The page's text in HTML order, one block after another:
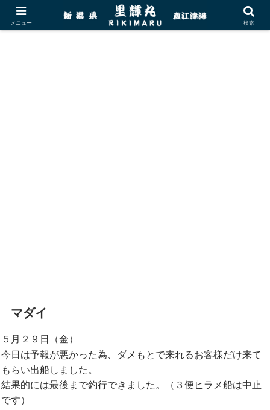
マダイ
５月２９日（金）
今日は予報が悪かった為、ダメもとで来れるお客様だけ来て
もらい出船しました。
結果的には最後まで釣行できました。（３便ヒラメ船は中止
です）
メニュー 検索